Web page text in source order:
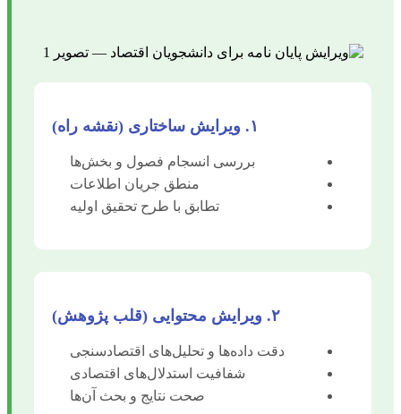
۱. ویرایش ساختاری (نقشه راه)
بررسی انسجام فصول و بخش‌ها
منطق جریان اطلاعات
تطابق با طرح تحقیق اولیه
۲. ویرایش محتوایی (قلب پژوهش)
دقت داده‌ها و تحلیل‌های اقتصادسنجی
شفافیت استدلال‌های اقتصادی
صحت نتایج و بحث آن‌ها